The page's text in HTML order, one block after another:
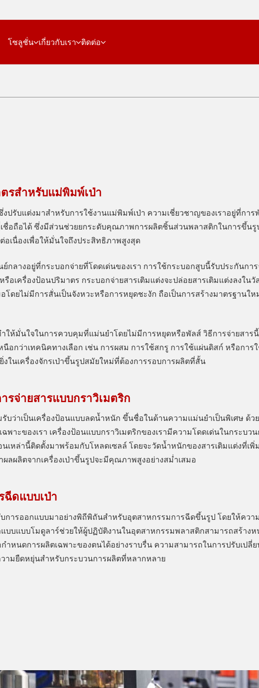
โซลูชั่น เกี่ยวกับเรา ติดต่อ
รสำหรับแม่พิมพ์เป่า
ปรับแต่งมาสำหรับการใช้งานแม่พิมพ์เป่า ความเชี่ยวชาญของเราอยู่ที่กา
ชื่อถือได้ ซึ่งมีส่วนช่วยยกระดับคุณภาพการผลิตชิ้นส่วนพลาสติกในการขึ้นรู
อเนื่องเพื่อให้มั่นใจถึงประสิทธิภาพสูงสุด
กลางอยู่ที่กระบอกจ่ายที่โดดเด่นของเรา การใช้กระบอกสูบนี้รับประกันกา
อเครื่องป้อนปริมาตร กระบอกจ่ายสารเติมแต่งจะปล่อยสารเติมแต่งลงใน
โดยไม่มีการสั่นเป็นจังหวะหรือการหยุดชะงัก ถือเป็นการสร้างมาตรฐานใ
ำให้มั่นใจในการควบคุมที่แม่นยำโดยไม่มีการหยุดหรือพัลส์ วิธีการจ่ายสาร
อกว่าเทคนิคทางเลือก เช่น การผสม การใช้สกรู การใช้แผ่นดิสก์ หรือการ
ในเครื่องจักรเป่าขึ้นรูปสมัยใหม่ที่ต้องการรอบการผลิตที่สั้น
รจ่ายสารแบบกราวิเมตริก
รับว่าเป็นเครื่องป้อนแบบลดน้ำหนัก ขึ้นชื่อในด้านความแม่นยำเป็นพิเศษ ด้วย
าะของเรา เครื่องป้อนแบบกราวิเมตริกของเรามีความโดดเด่นในกระบวน
หล่านี้ติดตั้งมาพร้อมกับโหลดเซลล์ โดยจะวัดน้ำหนักของสารเติมแต่งที่เพิ่
ลผลิตจากเครื่องเป่าขึ้นรูปจะมีคุณภาพสูงอย่างสม่ำเสมอ
ฉีดแบบเป่า
บการออกแบบมาอย่างพิถีพิถันสำหรับอุตสาหกรรมการฉีดขึ้นรูป โดยให้คว
บบแบบโมดูลาร์ช่วยให้ผู้ปฏิบัติงานในอุตสาหกรรมพลาสติกสามารถสร้างห
หนดการผลิตเฉพาะของตนได้อย่างราบรื่น ความสามารถในการปรับเปลี่ย
ามยืดหยุ่นสำหรับกระบวนการผลิตที่หลากหลาย